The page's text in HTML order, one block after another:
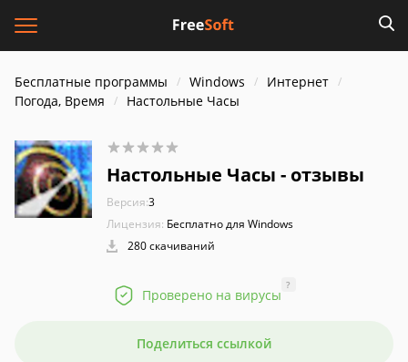
Бесплатные программы Windows
Интернет
Погода, Время
Настольные Часы
Настольные Часы - отзывы
Версия:3
Лицензия: Бесплатно для Windows
280 скачиваний
Проверено на вирусы
?
Поделиться ссылкой